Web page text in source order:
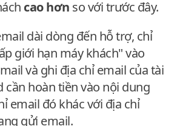
cao hơn so với trước đây.
dài dòng đến hỗ trợ, chỉ
giới hạn máy khách" vào
và ghi địa chỉ email của tài
cần hoàn tiền vào nội dung
email đó khác với địa chỉ
gửi email.